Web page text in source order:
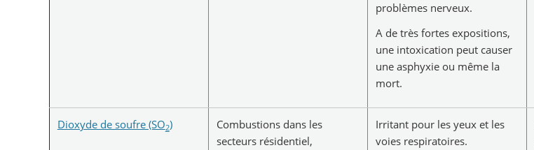
problèmes nerveux.
A de très fortes expositions,
une intoxication peut causer
une asphyxie ou même la
mort.
Dioxyde de soufre (SO2)
Combustions dans les
secteurs résidentiel,
Irritant pour les yeux et les
voies respiratoires.